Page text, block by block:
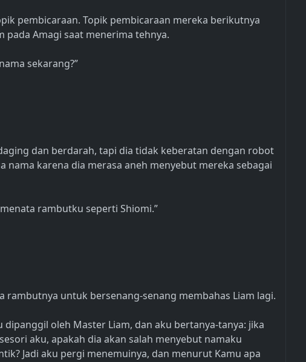
pembicaraan. Topik pembicaraan mereka berikutnya
pada Amagi saat menerima tehnya.
sekarang?”
dan berdarah, tapi dia tidak keberatan dengan robot
nama karena dia merasa aneh menyebut mereka sebagai
rambutku seperti Shiomi.”
rambutnya untuk bersenang-senang membahas Liam lagi.
dipanggil oleh Master Liam, dan aku bertanya-tanya: jika
aku, apakah dia akan salah menyebut namaku
Jadi aku pergi menemuinya, dan menurut Kamu apa